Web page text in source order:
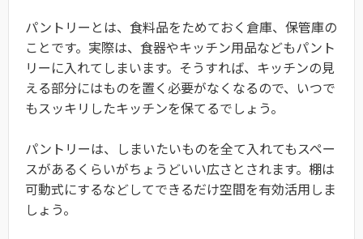
パントリーとは、食料品をためておく倉庫、保管庫の
ことです。実際は、食器やキッチン用品などもパント
リーに入れてしまいます。そうすれば、キッチンの見
える部分にはものを置く必要がなくなるので、いつで
もスッキリしたキッチンを保てるでしょう。
パントリーは、しまいたいものを全て入れてもスペー
スがあるくらいがちょうどいい広さとされます。棚は
可動式にするなどしてできるだけ空間を有効活用しま
しょう。